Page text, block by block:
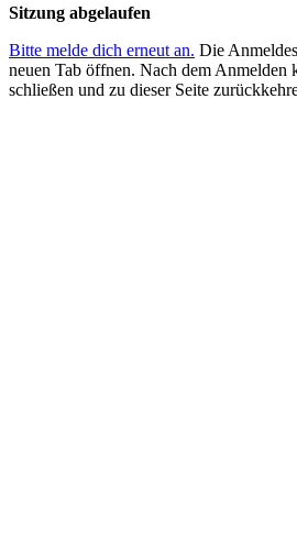
schließen
Sitzung abgelaufen
Bitte melde dich erneut an. Die
neuen Tab öffnen. Nach dem Anmelden
schließen und zu dieser Seite